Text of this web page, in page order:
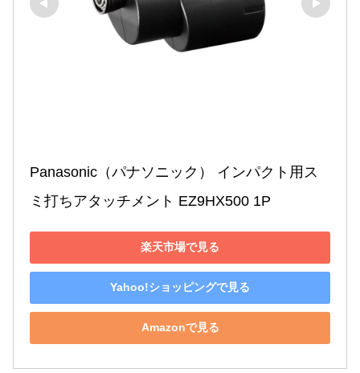
Panasonic（パナソニック） インパクト用ス
ミ打ちアタッチメント EZ9HX500 1P
楽天市場で見る
Yahoo!ショッピングで見る
Amazonで見る